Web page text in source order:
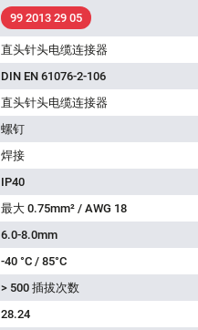
99 2013 29 05
直头针头电缆连接器
DIN EN 61076-2-106
直头针头电缆连接器
螺钉
焊接
IP40
最大 0.75mm² / AWG 18
6.0-8.0mm
-40 °C / 85°C
> 500 插拔次数
28.24